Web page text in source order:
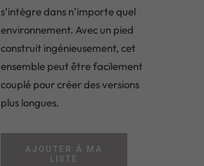
s’intègre dans n’importe quel
environnement. Avec un pied
construit ingénieusement, cet
ensemble peut être facilement
couplé pour créer des versions
plus longues.
AJOUTER À MA
LISTE